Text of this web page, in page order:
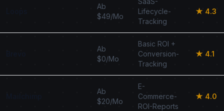
Ab
$49/Mo
Lifecycle-
Tracking
★ 4.3
Ab
$0/Mo
Basic ROI +
Conversion-
Tracking
★ 4.1
Ab
$20/Mo
E-
Commerce-
ROI-Reports
★ 4.0